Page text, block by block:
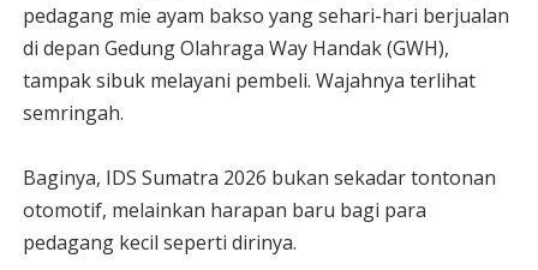
pedagang mie ayam bakso yang sehari-hari berjualan
di depan Gedung Olahraga Way Handak (GWH),
tampak sibuk melayani pembeli. Wajahnya terlihat
semringah.
Baginya, IDS Sumatra 2026 bukan sekadar tontonan
otomotif, melainkan harapan baru bagi para
pedagang kecil seperti dirinya.